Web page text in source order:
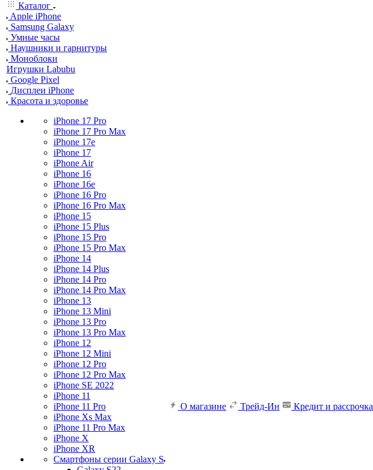
Каталог
Apple iPhone
Samsung Galaxy
Умные часы
Наушники и гарнитуры
Моноблоки
Игрушки Labubu
Google Pixel
Дисплеи iPhone
Красота и здоровье
iPhone 17 Pro
iPhone 17 Pro Max
iPhone 17e
iPhone 17
iPhone Air
iPhone 16
iPhone 16e
iPhone 16 Pro
iPhone 16 Pro Max
iPhone 15
iPhone 15 Plus
iPhone 15 Pro
iPhone 15 Pro Max
iPhone 14
iPhone 14 Plus
iPhone 14 Pro
iPhone 14 Pro Max
iPhone 13
iPhone 13 Mini
iPhone 13 Pro
iPhone 13 Pro Max
iPhone 12
iPhone 12 Mini
iPhone 12 Pro
iPhone 12 Pro Max
iPhone SE 2022
iPhone 11
iPhone 11 Pro
iPhone Xs Max
iPhone 11 Pro Max
iPhone X
iPhone XR
Смартфоны серии Galaxy S
О магазине Трейд-Ин Кредит и рассрочка